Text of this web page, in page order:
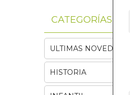
CATEGORÍAS
ULTIMAS NOVEDADES
HISTORIA